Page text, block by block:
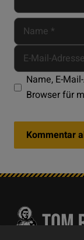
Name, E-
Browser für